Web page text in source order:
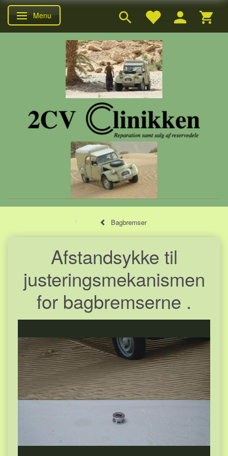
Skifte navigation
Menu
Bagbremser
Afstandsykke til
justeringsmekanismen
for bagbremserne .